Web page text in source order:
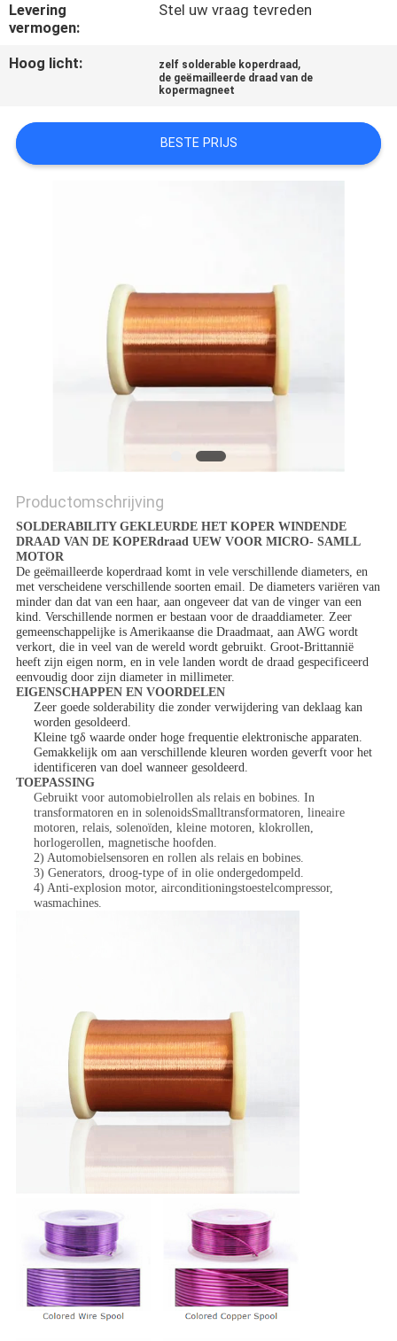
CITAAT
SITEMAP
PRIVACY
POLICY
Levering
vermogen:
Stel uw vraag tevreden
Hoog licht: zelf solderable koperdraad ,
de geëmailleerde draad van de
kopermagneet
BESTE PRIJS
Productomschrijving
SOLDERABILITY GEKLEURDE HET KOPER WINDENDE
DRAAD VAN DE KOPERdraad UEW VOOR MICRO- SAMLL
MOTOR
De geëmailleerde koperdraad komt in vele verschillende diameters, en
met verscheidene verschillende soorten email. De diameters variëren van
minder dan dat van een haar, aan ongeveer dat van de vinger van een
kind. Verschillende normen er bestaan voor de draaddiameter. Zeer
gemeenschappelijke is Amerikaanse die Draadmaat, aan AWG wordt
verkort, die in veel van de wereld wordt gebruikt. Groot-Brittannië
heeft zijn eigen norm, en in vele landen wordt de draad gespecificeerd
eenvoudig door zijn diameter in millimeter.
EIGENSCHAPPEN EN VOORDELEN
Zeer goede solderability die zonder verwijdering van deklaag kan
worden gesoldeerd.
Kleine tgδ waarde onder hoge frequentie elektronische apparaten.
Gemakkelijk om aan verschillende kleuren worden geverft voor het
identificeren van doel wanneer gesoldeerd.
TOEPASSING
Gebruikt voor automobielrollen als relais en bobines. In
transformatoren en in solenoidsSmalltransformatoren, lineaire
motoren, relais, solenoïden, kleine motoren, klokrollen,
horlogerollen, magnetische hoofden.
2) Automobielsensoren en rollen als relais en bobines.
3) Generators, droog-type of in olie ondergedompeld.
4) Anti-explosion motor, airconditioningstoestelcompressor,
wasmachines.